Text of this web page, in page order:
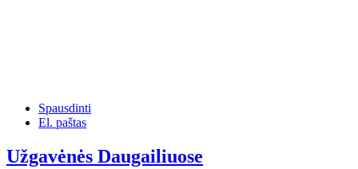
Spausdinti
El. paštas
Užgavėnės Daugailiuose